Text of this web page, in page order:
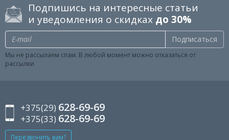
Подпишись на интересные статьи
и уведомления о скидках до 30%
Подписаться
Мы не рассылаем спам. В любой момент можно отказаться от
рассылки
+375(29) 628-69-69
+375(33) 628-69-69
Перезвонить вам?